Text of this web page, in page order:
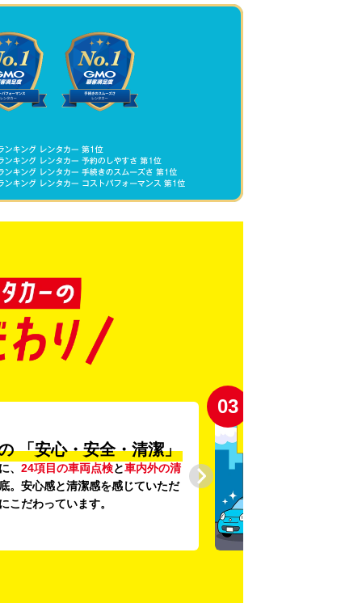
「安心・安全・清潔」
、 24項目の車両点検と車内外の清
。安心感と清潔感を感じていただ
こだわっています。
03